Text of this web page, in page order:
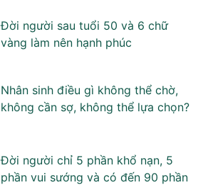
Đời người sau tuổi 50 và 6 chữ
vàng làm nên hạnh phúc
Nhân sinh điều gì không thể chờ,
không cần sợ, không thể lựa chọn?
Đời người chỉ 5 phần khổ nạn, 5
phần vui sướng và có đến 90 phần